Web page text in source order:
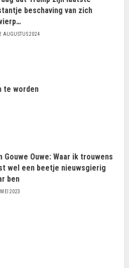
beschaving van zich
AUGUSTUS 2024
te worden
Gouwe Ouwe: Waar ik trouwens
wel een beetje nieuwsgierig
ben
2023